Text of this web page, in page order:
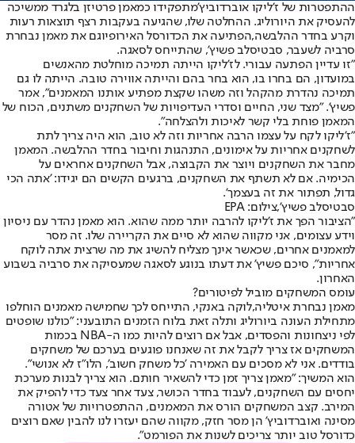
ההתפטרות של ז'ליקו אוברדוביץ'מתפקידו כמאמן פרטיזן בלגרד ממשיכה
להעסיק את היורוליג. ההחלטה שלו, שהגיעה בעקבות רצף תוצאות רעות
וקרע בחדר ההלבשה,הפתיעה את הכדורסל האירופיוגם את מאמן נבחרת
סרביה לשעבר, סבטיסלב פשיץ', שהתייחס לסאגה.
"זו עדיין הפתעה עבורי. לז'ליקו הייתה תמיכה מוחלטת מהאנשים
במועדון, הם בחרו בו, הוא בחר בהם והייתה אווירה טובה. הייתה לו גם
תמיכה נהדרת מהקהל וזה משהו שקצת מפתיע אותנו המאמנים", אמר
פשיץ'. "מצד שני, החיים וסדרי העדיפויות של השחקנים משתנים, הכוח של
המאמן פוחת בלי קשר לאיכות ולהצלחה".
"ז'ליקו לקח על עצמו הרבה אחריות וזה לא טוב, הוא היה צריך לתת
לשחקנים אחריות על אימונים, התנהגות וחיבור בחדר ההלבשה. המאמן
מחבר את השחקנים ויוצר את הקבוצה, אבל השחקנים אחראים על
הכימיה. אם לא תשתף את השחקנים, ברגעים הקשים הם יגידו: 'אתה הכי
גדול, תפתור את זה בעצמך'.
סבטיסלב פשיץ',צילום: EPA
"הציבור הפך את ז'ליקו להרבה יותר ממה שהוא. הוא מאמן נהדר עם ניסיון
וידע עצומים, אני מקווה שהוא לא סיים את הקריירה שלו. זה מסר
למאמנים אחרים, שכאשר אינך מצליח להשיג את מה שרצית אתה לוקח
אחריות", סיכם פשיץ' את דעתו בנוגע לסאגה שמעסיקה את סרביה בשבוע
האחרון.
עומס המשחקים מוביל לפיטורים?
מאמן נבחרת איטליה,לוקה באנקי, התייחס לכך שחמישה מאמנים הוחלפו
מתחילת העונה ביורוליג ותלה זאת בלוח הזמנים התובעני: "כולנו שופטים
לפי ניצחונות והפסדים, אבל אם רוצים להיות כמו ה-NBA בכמות
המשחקים אז צריך לקבל את זה שאנחנו פוגעים בערכם של משחקים
בודדים. אני לא מסכים עם האמירה 'כל משחק חשוב', הלו"ז לא אנושי".
הוא המשיך: "מאמן צריך זמן כדי להשאיר חותם. הוא צריך לבנות מערכת
יחסים עם השחקנים, לעבוד בחדר הכושר, צעד אחר צעד כדי להפיק את
המירב. קצב המשחקים הורס את המאמנים, ההתפטרויות של אטורה
מסינה ואוברדוביץ' הן מסר חזק, מקווה שהם יעזרו לנו להבין שאם רוצים
כדורסל טוב יותר צריכים לשנות את הפורמט".